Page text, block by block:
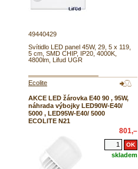
49440429
Svítidlo LED panel 45W, 29, 5 x 119,
5 cm, SMD CHIP, IP20, 4000K,
4800lm, Lifud UGR
Ecolite
AKCE LED žárovka E40 90 , 95W,
náhrada výbojky LED90W-E40/
5000 , LED95W-E40/ 5000
ECOLITE N21
801,–
skladem